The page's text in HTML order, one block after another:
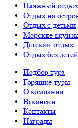
Пляжный отдых
Отдых на
Отдых с детьми
Морские
Детский отдых
Отдых без детей
Подбор тура
Горящие туры
О компании
Вакансии
Контакты
Награды